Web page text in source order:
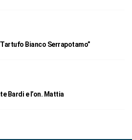
Bianco Serrapotamo”
Bardi e l’on. Mattia